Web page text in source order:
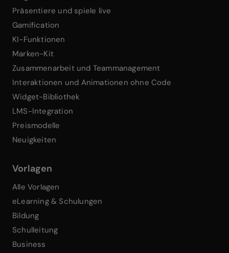
Präsentiere und spiele live
Gamification
KI-Funktionen
Marken-Kit
Zusammenarbeit und Teammanagement
Interaktionen und Animationen ohne Code
Widget-Bibliothek
LMS-Integration
Preismodelle
Neuigkeiten
Vorlagen
Alle Vorlagen
eLearning & Schulungen
Bildung
Schulleitung
Business